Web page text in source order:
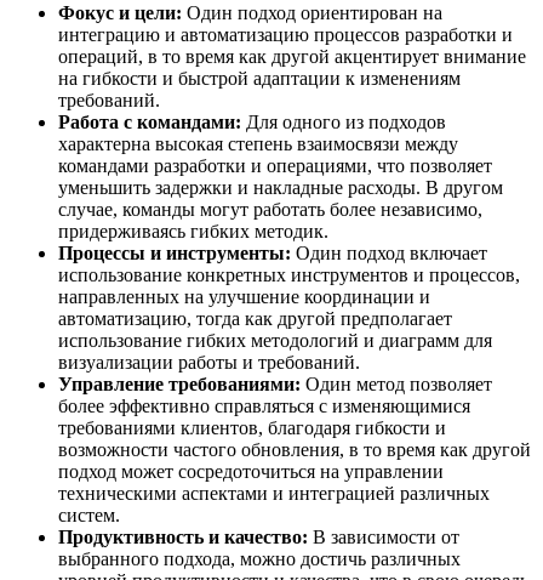
Фокус и цели: Один подход ориентирован на
интеграцию и автоматизацию процессов разработки и
операций, в то время как другой акцентирует внимание
на гибкости и быстрой адаптации к изменениям
требований.
Работа с командами: Для одного из подходов
характерна высокая степень взаимосвязи между
командами разработки и операциями, что позволяет
уменьшить задержки и накладные расходы. В другом
случае, команды могут работать более независимо,
придерживаясь гибких методик.
Процессы и инструменты: Один подход включает
использование конкретных инструментов и процессов,
направленных на улучшение координации и
автоматизацию, тогда как другой предполагает
использование гибких методологий и диаграмм для
визуализации работы и требований.
Управление требованиями: Один метод позволяет
более эффективно справляться с изменяющимися
требованиями клиентов, благодаря гибкости и
возможности частого обновления, в то время как другой
подход может сосредоточиться на управлении
техническими аспектами и интеграцией различных
систем.
Продуктивность и качество: В зависимости от
выбранного подхода, можно достичь различных